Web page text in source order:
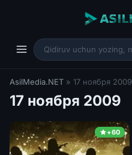
AsilMedia.NET » 17 ноября 2009
17 ноября 2009
+60